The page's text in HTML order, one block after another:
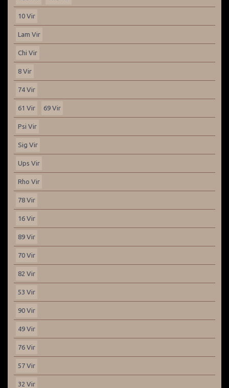
10 Vir
Lam Vir
Chi Vir
8 Vir
74 Vir
61 Vir 69 Vir
Psi Vir
Sig Vir
Ups Vir
Rho Vir
78 Vir
16 Vir
89 Vir
70 Vir
82 Vir
53 Vir
90 Vir
49 Vir
76 Vir
57 Vir
32 Vir